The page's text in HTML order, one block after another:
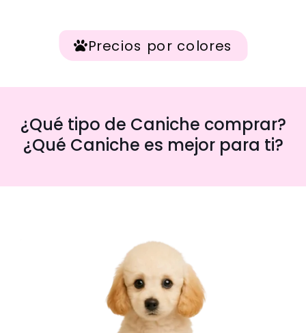
Precios por colores
¿Qué tipo de Caniche comprar?
¿Qué Caniche es mejor para ti?